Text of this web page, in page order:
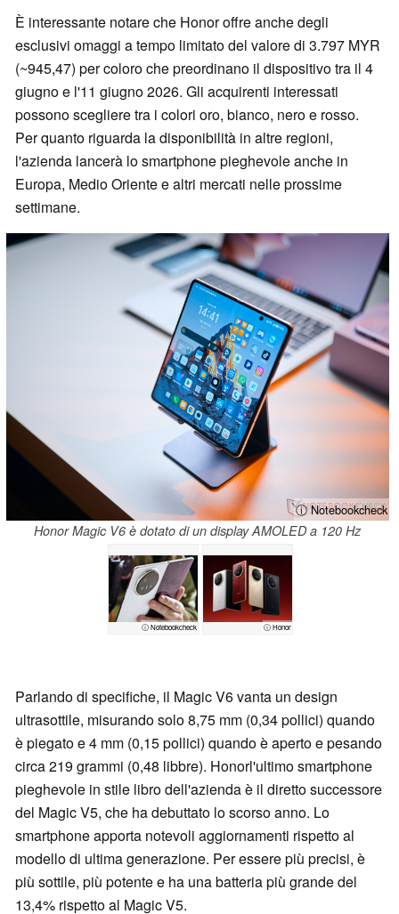
È interessante notare che Honor offre anche degli
esclusivi omaggi a tempo limitato del valore di 3.797 MYR
(~945,47) per coloro che preordinano il dispositivo tra il 4
giugno e l'11 giugno 2026. Gli acquirenti interessati
possono scegliere tra i colori oro, bianco, nero e rosso.
Per quanto riguarda la disponibilità in altre regioni,
l'azienda lancerà lo smartphone pieghevole anche in
Europa, Medio Oriente e altri mercati nelle prossime
settimane.
ⓘ Notebookcheck
Honor Magic V6 è dotato di un display AMOLED a 120 Hz
ⓘ Notebookcheck ⓘ Honor
Parlando di specifiche, il Magic V6 vanta un design
ultrasottile, misurando solo 8,75 mm (0,34 pollici) quando
è piegato e 4 mm (0,15 pollici) quando è aperto e pesando
circa 219 grammi (0,48 libbre). Honorl'ultimo smartphone
pieghevole in stile libro dell'azienda è il diretto successore
del Magic V5, che ha debuttato lo scorso anno. Lo
smartphone apporta notevoli aggiornamenti rispetto al
modello di ultima generazione. Per essere più precisi, è
più sottile, più potente e ha una batteria più grande del
13,4% rispetto al Magic V5.